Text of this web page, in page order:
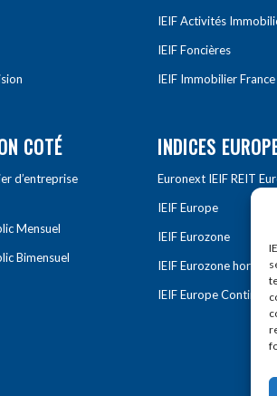
COTÉ
d’entreprise
Mensuel
Bimensuel
IEIF Activités
IEIF Foncières
IEIF Immobilier France
INDICES
Euronext IEIF REIT
IEIF Europe
IEIF Eurozone
IEIF Eurozone hors
IEIF Europe